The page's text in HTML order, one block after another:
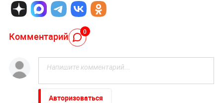
Комментарий 0
Авторизоваться